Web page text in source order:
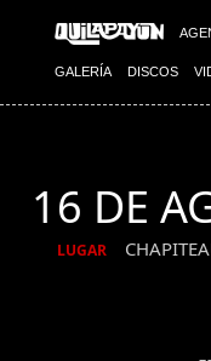
GALERÍA DISCOS
16 DE
LUGAR